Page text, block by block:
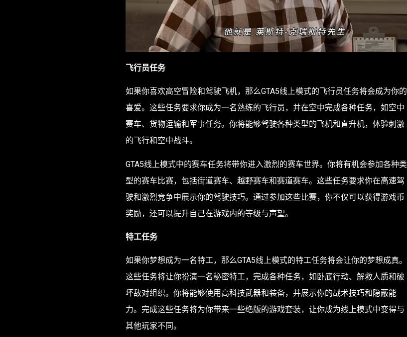
飞行员任务
如果你喜欢高空冒险和驾驶飞机，那么GTA5线上模式的飞行员任务将会成为你的
喜爱。这些任务要求你成为一名熟练的飞行员，并在空中完成各种任务，如空中
赛车、货物运输和军事任务。你将能够驾驶各种类型的飞机和直升机，体验刺激
的飞行和空中战斗。
GTA5线上模式中的赛车任务将带你进入激烈的赛车世界。你将有机会参加各种类
型的赛车比赛，包括街道赛车、越野赛车和赛道赛车。这些任务要求你在高速驾
驶和激烈竞争中展示你的驾驶技巧。通过参加这些比赛，你不仅可以获得游戏币
奖励，还可以提升自己在游戏内的等级与声望。
特工任务
如果你梦想成为一名特工，那么GTA5线上模式的特工任务将会让你的梦想成真。
这些任务将让你扮演一名秘密特工，完成各种任务，如卧底行动、解救人质和破
坏敌对组织。你将能够使用高科技武器和装备，并展示你的战术技巧和隐蔽能
力。完成这些任务将为你带来一些绝版的游戏套装，让你成为线上模式中变得与
其他玩家不同。